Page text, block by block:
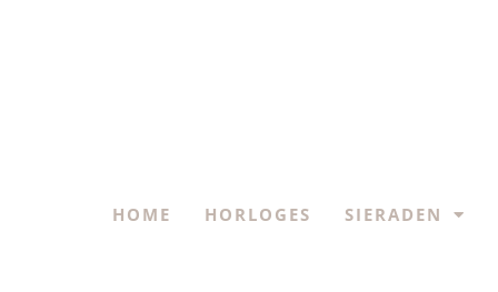
HOME HORLOGES SIERADEN